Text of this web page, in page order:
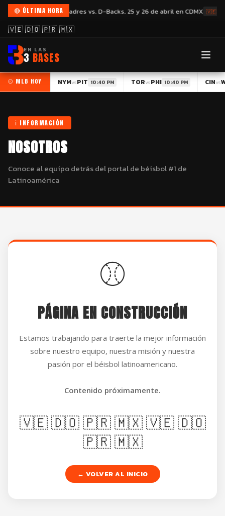
🔴 ÚLTIMA HORA
Mexico City Series: Padres vs. D-Backs, 25 y 26 de abril en CDMX 🇻🇪 VE
🇻🇪 🇩🇴 🇵🇷 🇲🇽
EN LAS
3 BASES
⚾ MLB HOY NYMvsPIT 10:40 PM TORvsPHI 10:40 PM CINvs
ℹ️ INFORMACIÓN
NOSOTROS
Conoce al equipo detrás del portal de béisbol #1 de
Latinoamérica
⚾
PÁGINA EN CONSTRUCCIÓN
Estamos trabajando para traerte la mejor información
sobre nuestro equipo, nuestra misión y nuestra
pasión por el béisbol latinoamericano.
Contenido próximamente.
🇻🇪 🇩🇴 🇵🇷 🇲🇽 🇻🇪 🇩🇴
🇵🇷 🇲🇽
← VOLVER AL INICIO